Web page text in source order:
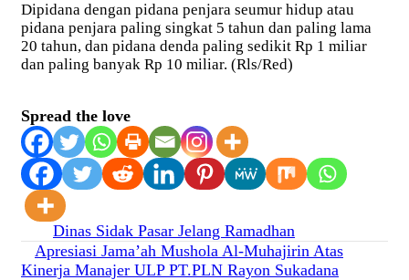
Dipidana dengan pidana penjara seumur hidup atau
pidana penjara paling singkat 5 tahun dan paling lama
20 tahun, dan pidana denda paling sedikit Rp 1 miliar
dan paling banyak Rp 10 miliar. (Rls/Red)
Spread the love
Navigasi
pos
Dinas Sidak Pasar Jelang Ramadhan
Apresiasi Jama’ah Mushola Al-Muhajirin Atas
Kinerja Manajer ULP PT.PLN Rayon Sukadana